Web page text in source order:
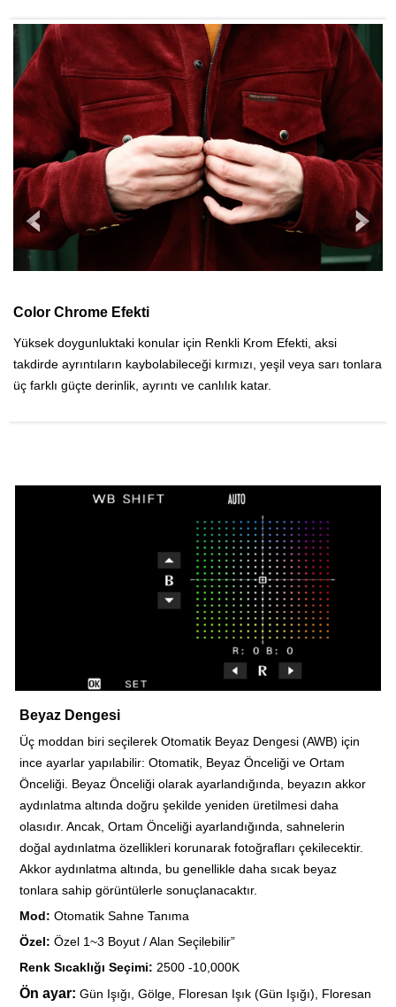
Color Chrome Efekti
Yüksek doygunluktaki konular için Renkli Krom Efekti, aksi
takdirde ayrıntıların kaybolabileceği kırmızı, yeşil veya sarı tonlara
üç farklı güçte derinlik, ayrıntı ve canlılık katar.
Beyaz Dengesi
Üç moddan biri seçilerek Otomatik Beyaz Dengesi (AWB) için
ince ayarlar yapılabilir: Otomatik, Beyaz Önceliği ve Ortam
Önceliği. Beyaz Önceliği olarak ayarlandığında, beyazın akkor
aydınlatma altında doğru şekilde yeniden üretilmesi daha
olasıdır. Ancak, Ortam Önceliği ayarlandığında, sahnelerin
doğal aydınlatma özellikleri korunarak fotoğrafları çekilecektir.
Akkor aydınlatma altında, bu genellikle daha sıcak beyaz
tonlara sahip görüntülerle sonuçlanacaktır.
Mod: Otomatik Sahne Tanıma
Özel: Özel 1~3 Boyut / Alan Seçilebilir”
Renk Sıcaklığı Seçimi: 2500 -10,000K
Ön ayar: Gün Işığı, Gölge, Floresan Işık (Gün Işığı), Floresan